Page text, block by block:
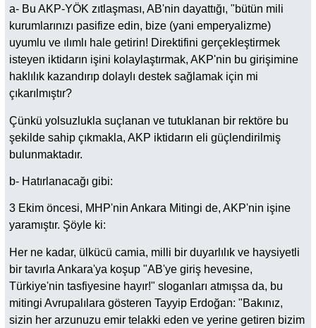
a- Bu AKP-YÖK zıtlaşması, AB'nin dayattığı, "bütün mili
kurumlarınızı pasifize edin, bize (yani emperyalizme)
uyumlu ve ılımlı hale getirin! Direktifini gerçekleştirmek
isteyen iktidarın işini kolaylaştırmak, AKP'nin bu girişimine
haklılık kazandırıp dolaylı destek sağlamak için mi
çıkarılmıştır?
Çünkü yolsuzlukla suçlanan ve tutuklanan bir rektöre bu
şekilde sahip çıkmakla, AKP iktidarın eli güçlendirilmiş
bulunmaktadır.
b- Hatırlanacağı gibi:
3 Ekim öncesi, MHP'nin Ankara Mitingi de, AKP'nin işine
yaramıştır. Şöyle ki:
Her ne kadar, ülkücü camia, milli bir duyarlılık ve haysiyetli
bir tavırla Ankara'ya koşup "AB'ye giriş hevesine,
Türkiye'nin tasfiyesine hayır!" sloganları atmışsa da, bu
mitingi Avrupalılara gösteren Tayyip Erdoğan: "Bakınız,
sizin her arzunuzu emir telakki eden ve yerine getiren bizim